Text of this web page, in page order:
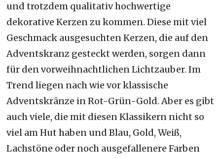
und trotzdem qualitativ hochwertige
dekorative Kerzen zu kommen. Diese mit viel
Geschmack ausgesuchten Kerzen, die auf den
Adventskranz gesteckt werden, sorgen dann
für den vorweihnachtlichen Lichtzauber. Im
Trend liegen nach wie vor klassische
Adventskränze in Rot-Grün-Gold. Aber es gibt
auch viele, die mit diesen Klassikern nicht so
viel am Hut haben und Blau, Gold, Weiß,
Lachstöne oder noch ausgefallenere Farben